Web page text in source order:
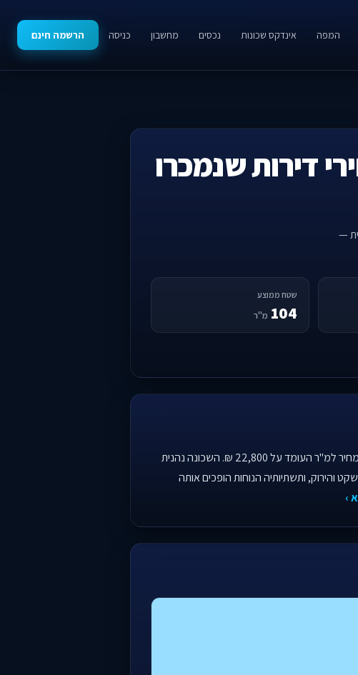
המפה אינדקס שכונות נכסים מחשבון כניסה הרשמה חינם
דירות שנמכרו
—
שטח ממוצע
104 מ"ר
שכונת שמבור בחיפה מציגה שוק נדל"ן יציב עם מגמת עלייה חיובית של 8.9% במחירים בשנה האחרונה, ואומדן מחיר למ"ר העומד על 22,800 ₪. השכונה נהנית
השקט והירוק, ותשתיותיה הנוחות הופכים אותה
›